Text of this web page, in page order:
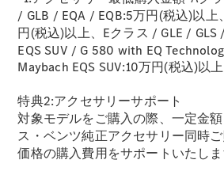
ス(リース/
ローン)
法人のお客
様へ
認定中古車
とは
買取サービ
ス
見積シミュ
レーション
/ GLB / EQA / EQB:5万円(税込)以上
円(税込)以上、Eクラス / GLE / GLS
EQS SUV / G 580 with EQ
Maybach EQS SUV:10万円(税込)以上
特典2:アクセサリーサポート
対象モデルをご購入の際、一定金
ス・ベンツ純正アクセサリー同時
価格の購入費用をサポートいたしま